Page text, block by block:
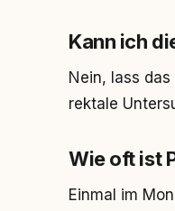
Kann ich
Nein, lass
rektale
Wie oft ist
Einmal im